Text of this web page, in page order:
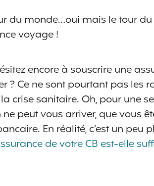
du monde…oui mais le tour
voyage !
encore à souscrire une
? Ce ne sont pourtant pas les
crise sanitaire. Oh, pour une
peut vous arriver, que vous
En réalité, c’est un peu
de votre CB est-elle